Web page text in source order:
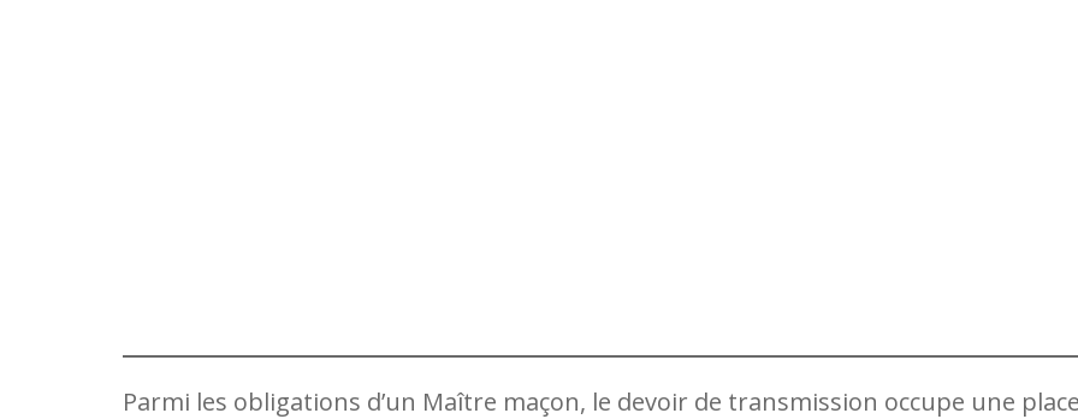
Parmi les obligations d’un Maître maçon, le devoir de transmission occupe une